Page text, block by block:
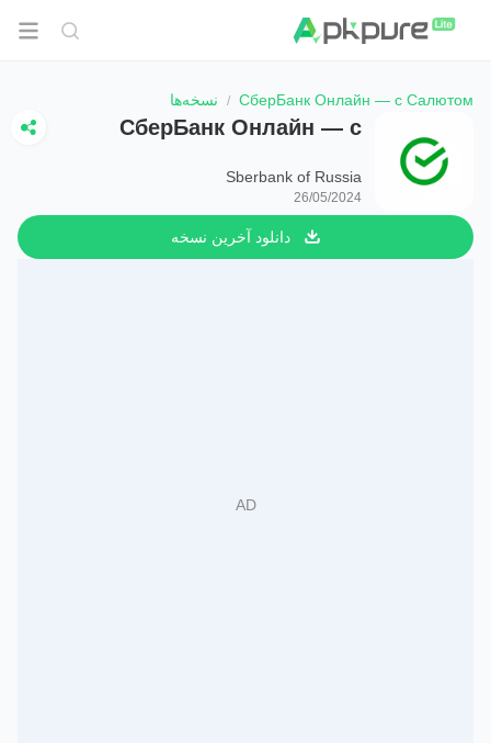
СберБанк Онлайн — с Салютом نسخه‌ها
СберБанк Онлайн — с
Sberbank of Russia
26/05/2024
دانلود آخرین نسخه